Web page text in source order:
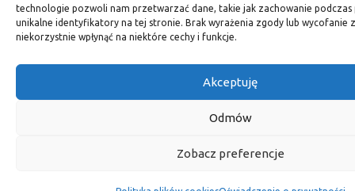
technologie pozwoli nam przetwarzać dane, takie jak zachowanie podczas
unikalne identyfikatory na tej stronie. Brak wyrażenia zgody lub wycofanie
niekorzystnie wpłynąć na niektóre cechy i funkcje.
Akceptuję
Odmów
Zobacz preferencje